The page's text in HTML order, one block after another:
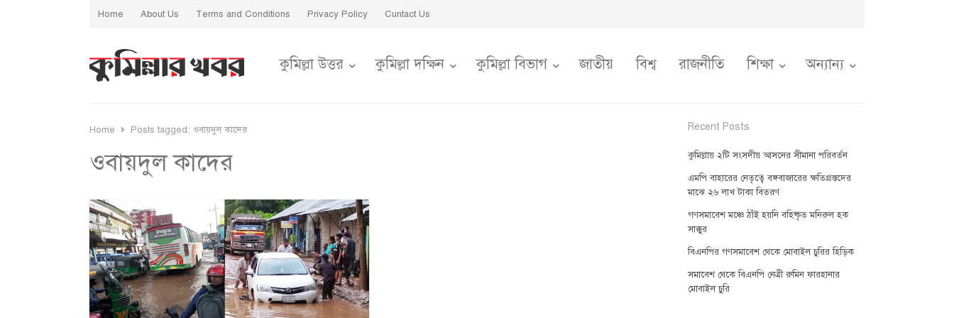
Home About Us Terms and Conditions Privacy Policy Cuntact Us
কুমিল্লা উত্তর কুমিল্লা দক্ষিন কুমিল্লা বিভাগ জাতীয় বিশ্ব রাজনীতি শিক্ষা অন্যান্য
Home Posts tagged: ওবায়দুল কাদের
ওবায়দুল কাদের
Recent Posts
কুমিল্লায় ২টি সংসদীয় আসনের সীমানা পরিবর্তন
এমপি বাহারের নেতৃত্বে বঙ্গবাজারের ক্ষতিগ্রস্তদের
মাঝে ২৬ লাখ টাকা বিতরণ
গণসমাবেশ মঞ্চে ঠাঁই হয়নি বহিষ্কৃত মনিরুল হক
সাক্কুর
বিএনপির গণসমাবেশ থেকে মোবাইল চুরির হিড়িক
সমাবেশ থেকে বিএনপি নেত্রী রুমিন ফারহানার
মোবাইল চুরি